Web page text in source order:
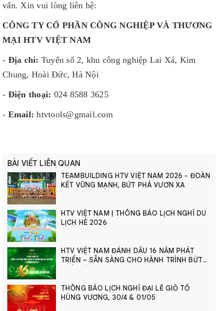
vấn. Xin vui lòng liên hệ:
CÔNG TY CỔ PHẦN CÔNG NGHIỆP VÀ THƯƠNG
MẠI HTV VIỆT NAM
- Địa chỉ: Tuyến số 2, khu công nghiệp Lai Xá, Kim
Chung, Hoài Đức, Hà Nội
- Điện thoại: 024 8588 3625
- Email: htvtools@gmail.com
BÀI VIẾT LIÊN QUAN
TEAMBUILDING HTV VIỆT NAM 2026 - ĐOÀN
KẾT VỮNG MẠNH, BỨT PHÁ VƯƠN XA
HTV VIỆT NAM | THÔNG BÁO LỊCH NGHỈ DU
LỊCH HÈ 2026
HTV VIỆT NAM ĐÁNH DẤU 16 NĂM PHÁT
TRIỂN – SẴN SÀNG CHO HÀNH TRÌNH BỨT
THÔNG BÁO LỊCH NGHỈ ĐẠI LỄ GIỖ TỔ
HÙNG VƯƠNG, 30/4 & 01/05